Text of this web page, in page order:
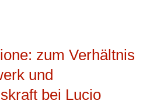
zum Verhältnis
und
bei Lucio